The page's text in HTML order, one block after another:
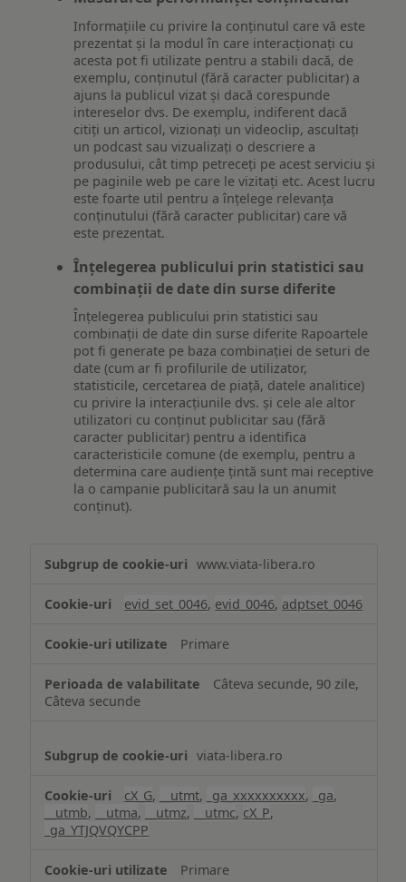
Informațiile cu privire la conținutul care vă este
prezentat și la modul în care interacționați cu
acesta pot fi utilizate pentru a stabili dacă, de
exemplu, conținutul (fără caracter publicitar) a
ajuns la publicul vizat și dacă corespunde
intereselor dvs. De exemplu, indiferent dacă
citiți un articol, vizionați un videoclip, ascultați
un podcast sau vizualizați o descriere a
produsului, cât timp petreceți pe acest serviciu și
pe paginile web pe care le vizitați etc. Acest lucru
este foarte util pentru a înțelege relevanța
conținutului (fără caracter publicitar) care vă
este prezentat.
Înțelegerea publicului prin statistici sau
combinații de date din surse diferite
Înțelegerea publicului prin statistici sau
combinații de date din surse diferite Rapoartele
pot fi generate pe baza combinației de seturi de
date (cum ar fi profilurile de utilizator,
statisticile, cercetarea de piață, datele analitice)
cu privire la interacțiunile dvs. și cele ale altor
utilizatori cu conținut publicitar sau (fără
caracter publicitar) pentru a identifica
caracteristicile comune (de exemplu, pentru a
determina care audiențe țintă sunt mai receptive
la o campanie publicitară sau la un anumit
conținut).
Măsurare
analiză
www.viata-libera.ro
evid_set_0046, evid_0046, adptset_0046
Primare
Câteva secunde, 90 zile,
Câteva secunde
viata-libera.ro
cX_G, __utmt, _ga_xxxxxxxxxx, _ga,
__utmb, __utma, __utmz, __utmc, cX_P,
_ga_YTJQVQYCPP
Primare